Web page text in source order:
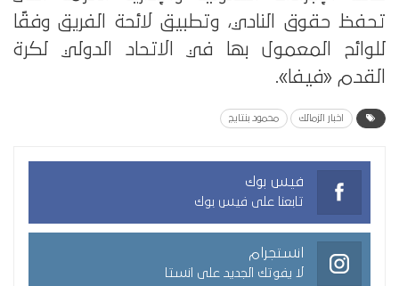
تحفظ حقوق النادي، وتطبيق لائحة الفريق وفقًا
للوائح المعمول بها في الاتحاد الدولي لكرة
القدم «فيفا».
اخبار الزمالك محمود بنتايج
فيس بوك
تابعنا على فيس بوك
انستجرام
لا يفوتك الجديد على انستا